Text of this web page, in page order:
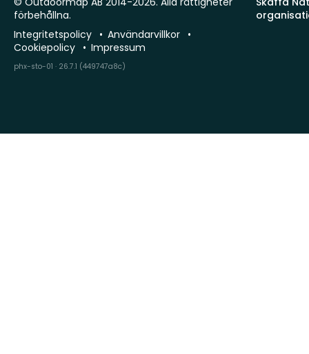
förbehållna.
Integritetspolicy
Användarvillkor
Cookiepolicy
Impressum
phx-sto-01 · 26.7.1 (449747a8c)